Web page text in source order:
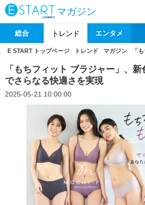
マガジン
総合 トレンド エンタメ
E START トップページ トレンド マガジン 「
「もちフィット ブラジャー」、
でさらなる快適さを実現
2025-05-21 10:00:00